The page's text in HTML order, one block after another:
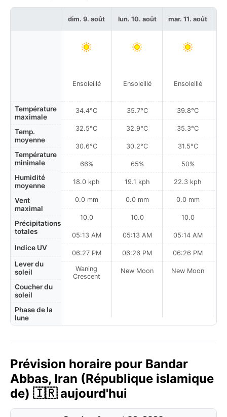
Température
maximale
Temp.
moyenne
Température
minimale
Humidité
moyenne
Vent
maximal
Précipitations
totales
Indice UV
Lever du
soleil
Coucher du
soleil
Phase de la
lune
dim. 9. août
Ensoleillé
34.4°C
32.5°C
30.6°C
66%
18.0 kph
0.0 mm
10.0
05:13 AM
06:27 PM
Waning
Crescent
lun. 10. août
Ensoleillé
35.7°C
32.9°C
30.2°C
65%
19.1 kph
0.0 mm
10.0
05:13 AM
06:26 PM
New Moon
mar. 11. août
Ensoleillé
39.8°C
35.3°C
31.5°C
50%
22.3 kph
0.0 mm
10.0
05:14 AM
06:26 PM
New Moon
Prévision horaire pour Bandar
Abbas, Iran (République islamique
de) 🇮🇷 aujourd'hui